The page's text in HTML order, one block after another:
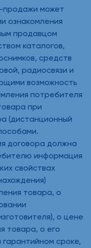
продажи может
ознакомления
продавцом
каталогов,
средств
радиосвязи и
возможность
потребителя
при
(дистанционный
договора должна
информация
свойствах
товара, о
о цене
товара, о его
гарантийном сроке,